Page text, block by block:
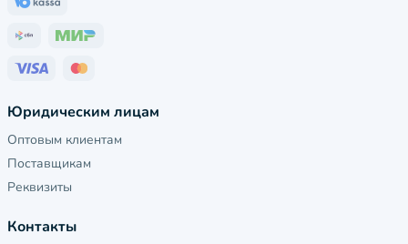
Юридическим лицам
Оптовым клиентам
Поставщикам
Реквизиты
Контакты